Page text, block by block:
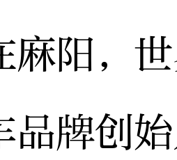
，世
品牌创